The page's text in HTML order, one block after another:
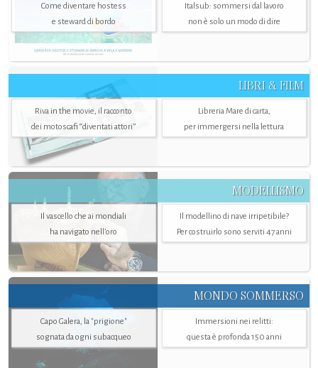
Come diventare hostess
e steward di bordo
Italsub: sommersi dal lavoro
non è solo un modo di dire
LIBRI & FILM
Riva in the movie, il racconto
dei motoscafi “diventati attori”
Libreria Mare di carta,
per immergersi nella lettura
MODELLISMO
Il vascello che ai mondiali
ha navigato nell’oro
Il modellino di nave irripetibile?
Per costruirlo sono serviti 47 anni
MONDO SOMMERSO
Capo Galera, la "prigione"
sognata da ogni subacqueo
Immersioni nei relitti:
questa è profonda 150 anni